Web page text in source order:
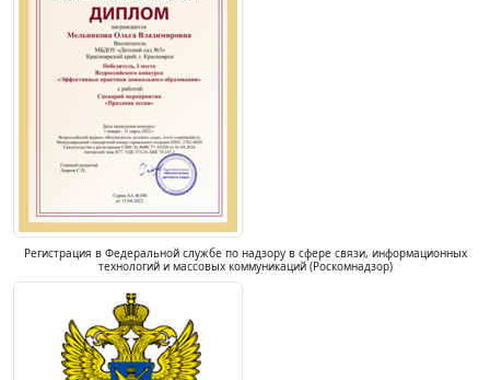
Регистрация в Федеральной службе по надзору в сфере связи, информационных
технологий и массовых коммуникаций (Роскомнадзор)